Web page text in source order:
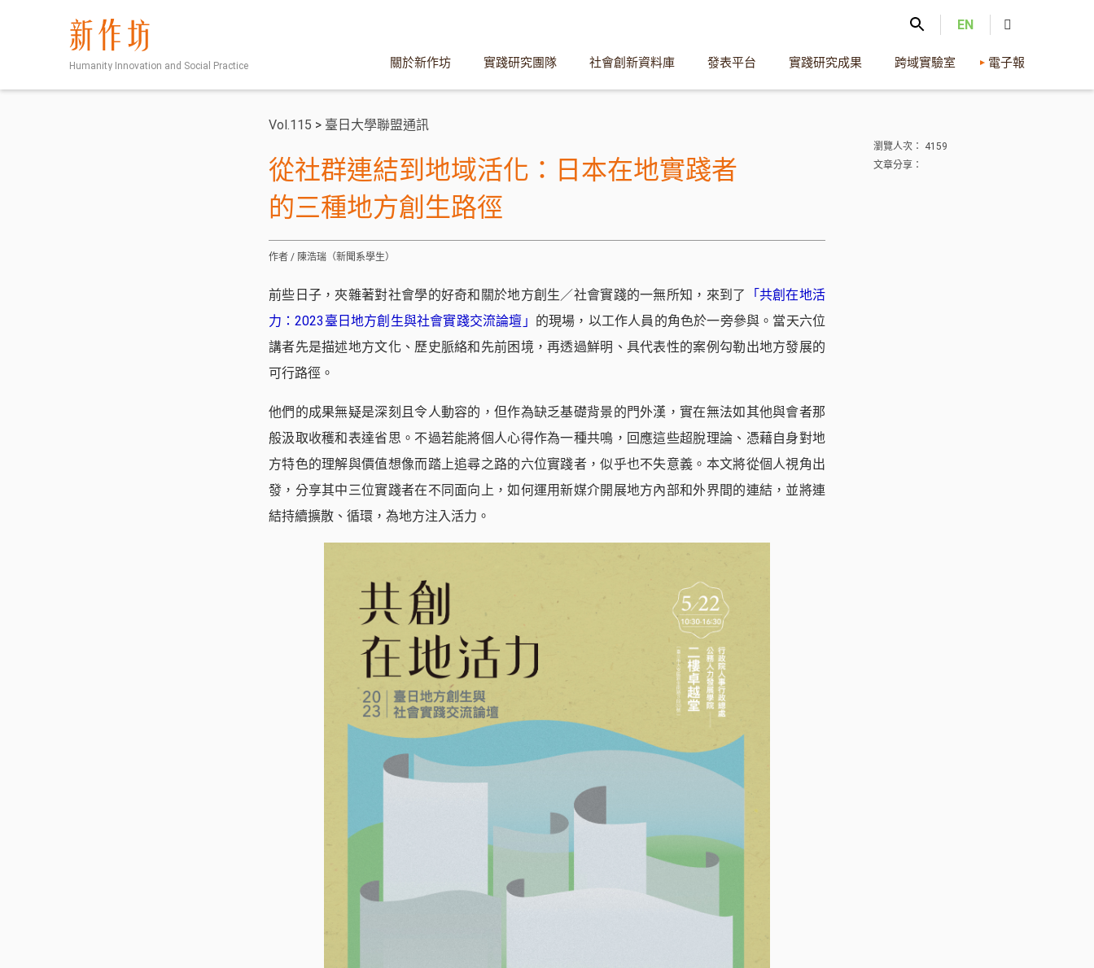
Humanity Innovation and Social Practice 關於新作坊 實踐研究團隊 社會創新資料庫 發表平台 實踐研究成果 跨域實驗室 電子報
EN
瀏覽人次： 4159
文章分享：
Vol.115 > 臺日大學聯盟通訊
從社群連結到地域活化：日本在地實踐者
的三種地方創生路徑
作者 / 陳浩瑞（新聞系學生）
前些日子，夾雜著對社會學的好奇和關於地方創生／社會實踐的一無所知，來到了
「共創在地活
力：2023臺日地方創生與社會實踐交流論壇」 的現場，以工作人員的角色於一旁參與。當天六位
講者先是描述地方文化、歷史脈絡和先前困境，再透過鮮明、具代表性的案例勾勒出地方發展的
可行路徑。
他們的成果無疑是深刻且令人動容的，但作為缺乏基礎背景的門外漢，實在無法如其他與會者那
般汲取收穫和表達省思。不過若能將個人心得作為一種共鳴，回應這些超脫理論、憑藉自身對地
方特色的理解與價值想像而踏上追尋之路的六位實踐者，似乎也不失意義。本文將從個人視角出
發，分享其中三位實踐者在不同面向上，如何運用新媒介開展地方內部和外界間的連結，並將連
結持續擴散、循環，為地方注入活力。